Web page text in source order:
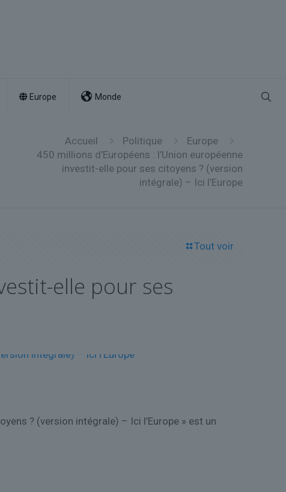
Europe Monde
Accueil Politique
Europe
450 millions d’Européens : l’Union européenne
investit-elle pour ses citoyens ? (version
intégrale) – Ici l’Europe
Tout voir
elle pour ses
? (version intégrale) – Ici l’Europe » est un